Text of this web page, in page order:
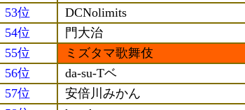
53位
DCNolimits
54位
門大治
55位
ミズタマ歌舞伎
56位
da-su-Tベ
57位
安倍川みかん